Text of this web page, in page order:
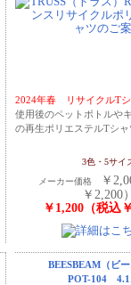
2024年春 リサイクルTシ
使用後のペットボトルや
の再生ポリエステルTシャ
3色・5サイ
メーカー価格
￥
￥2,200）
￥1,200（税込
BEESBEAM（ビー
POT-104 4.1